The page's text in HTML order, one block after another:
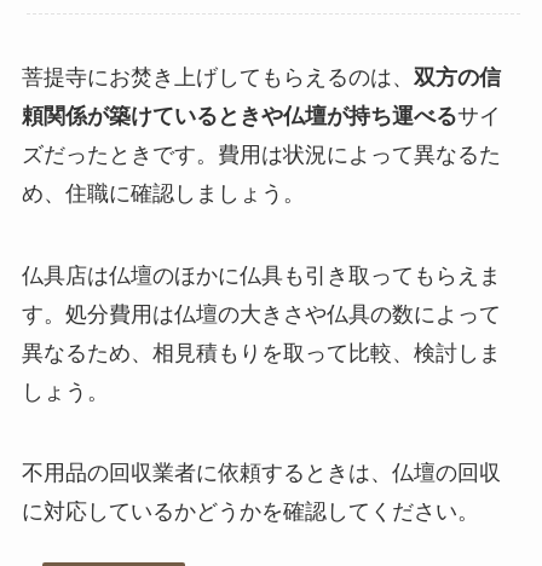
菩提寺にお焚き上げしてもらえるのは、 双方の信
頼関係が築けているときや仏壇が持ち運べるサイ
ズだったときです。費用は状況によって異なるた
め、住職に確認しましょう。
仏具店は仏壇のほかに仏具も引き取ってもらえま
す。処分費用は仏壇の大きさや仏具の数によって
異なるため、相見積もりを取って比較、検討しま
しょう。
不用品の回収業者に依頼するときは、仏壇の回収
に対応しているかどうかを確認してください。